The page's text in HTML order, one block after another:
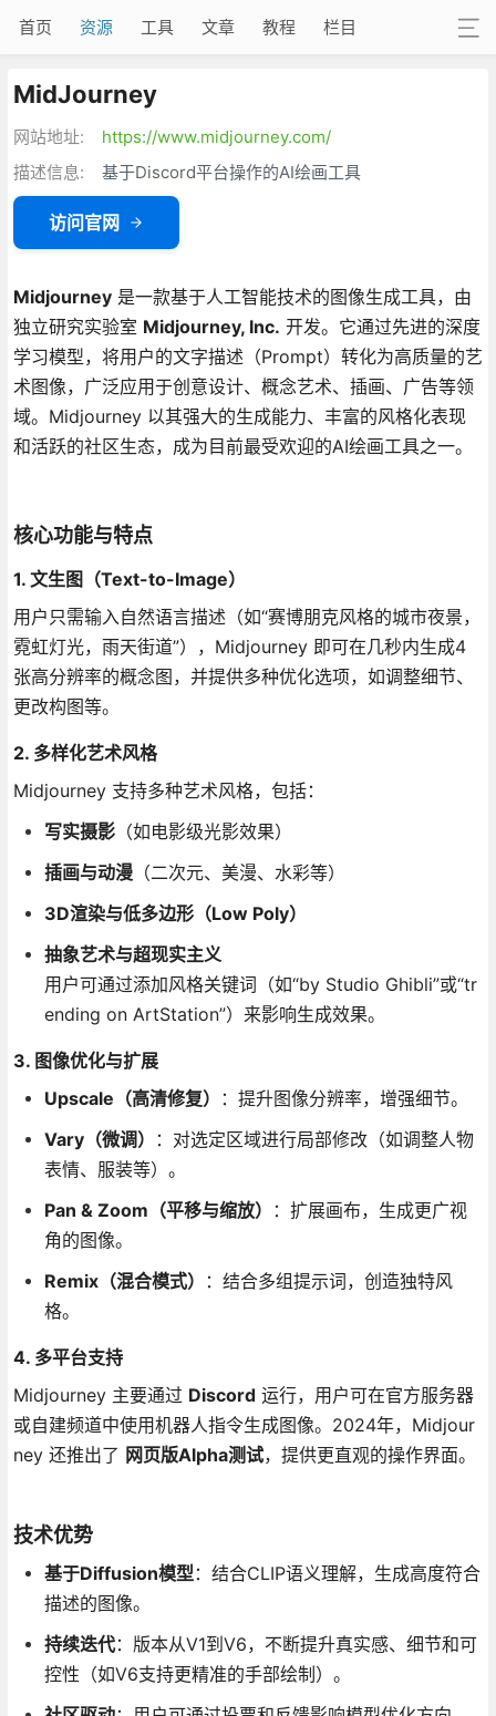
首页 资源 工具 文章 教程 栏目
MidJourney‌
网站地址:
https://www.midjourney.com/
描述信息:
基于Discord平台操作的AI绘画工具
访问官网
Midjourney是一款基于人工智能技术的图像生成工具，由
独立研究实验室 Midjourney, Inc. 开发。它通过先进的深度
学习模型，将用户的文字描述（Prompt）转化为高质量的艺
术图像，广泛应用于创意设计、概念艺术、插画、广告等领
域。Midjourney 以其强大的生成能力、丰富的风格化表现
和活跃的社区生态，成为目前最受欢迎的AI绘画工具之一。
核心功能与特点
1. 文生图（Text-to-Image）
用户只需输入自然语言描述（如“赛博朋克风格的城市夜景，
霓虹灯光，雨天街道”），Midjourney 即可在几秒内生成4
张高分辨率的概念图，并提供多种优化选项，如调整细节、
更改构图等。
2. 多样化艺术风格
Midjourney 支持多种艺术风格，包括：
写实摄影（如电影级光影效果）
插画与动漫（二次元、美漫、水彩等）
3D渲染与低多边形（Low Poly）
抽象艺术与超现实主义
用户可通过添加风格关键词（如“by Studio Ghibli”或“tr
ending on ArtStation”）来影响生成效果。
3. 图像优化与扩展
Upscale（高清修复）
：提升图像分辨率，增强细节。
Vary（微调）
：对选定区域进行局部修改（如调整人物
表情、服装等）。
Pan & Zoom（平移与缩放）
：扩展画布，生成更广视
角的图像。
Remix（混合模式）
：结合多组提示词，创造独特风
格。
4. 多平台支持
Midjourney 主要通过 Discord运行，用户可在官方服务器
或自建频道中使用机器人指令生成图像。2024年，Midjour
ney 还推出了 网页版Alpha测试，提供更直观的操作界面。
技术优势
基于Diffusion模型 ：结合CLIP语义理解，生成高度符合
描述的图像。
持续迭代：版本从V1到V6，不断提升真实感、细节和可
控性（如V6支持更精准的手部绘制）。